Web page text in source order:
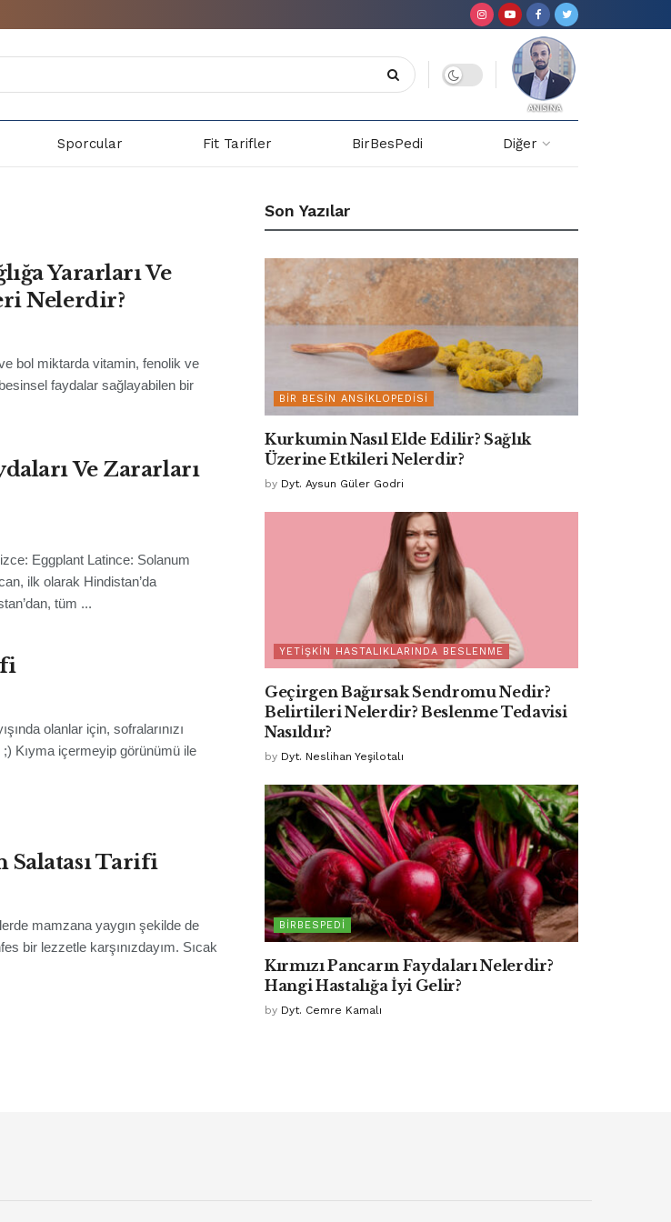
Sporcular Fit Tarifler BirBesPedi Diğer
Yararları Ve
Nelerdir?
bol miktarda vitamin, fenolik ve
faydalar sağlayabilen bir
Ve Zararları
Eggplant Latince: Solanum
ilk olarak Hindistan’da
tüm ...
olanlar için, sofralarınızı
Kıyma içermeyip görünümü ile
Salatası Tarifi
mamzana yaygın şekilde de
bir lezzetle karşınızdayım. Sıcak
Son Yazılar
BIR BESIN ANSIKLOPEDISI
Kurkumin Nasıl Elde Edilir? Sağlık
Üzerine Etkileri Nelerdir?
by Dyt. Aysun Güler Godri
YETIŞKIN HASTALIKLARINDA BESLENME
Geçirgen Bağırsak Sendromu Nedir?
Belirtileri Nelerdir? Beslenme Tedavisi
Nasıldır?
by Dyt. Neslihan Yeşilotalı
BIRBESPEDI
Kırmızı Pancarın Faydaları Nelerdir?
Hangi Hastalığa İyi Gelir?
by Dyt. Cemre Kamalı